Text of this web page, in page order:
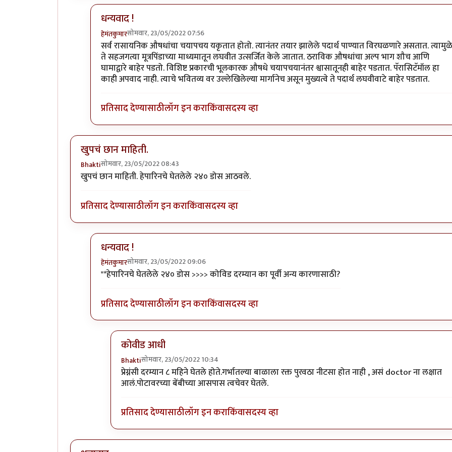
धन्यवाद !
हेमंतकुमारसोमवार, 23/05/2022 07:56
In reply toछान लेखbyनगरी
सर्व रासायनिक औषधांचा चयापचय यकृतात होतो. त्यानंतर तयार झालेले पदार्थ पाण्यात विरघळणारे असतात. त्यामुळे
ते सहजगत्या मूत्रपिंडाच्या माध्यमातून लघवीत उत्सर्जित केले जातात. ठराविक औषधांचा अल्प भाग शौच आणि
घामाद्वारे बाहेर पडतो. विशिष्ट प्रकारची भूलकारक औषधे चयापचयानंतर श्वासातूनही बाहेर पडतात. पॅरासिटॅमॉल हा
काही अपवाद नाही. त्याचे भवितव्य वर उल्लेखिलेल्या मार्गानेच असून मुख्यत्वे ते पदार्थ लघवीवाटे बाहेर पडतात.
प्रतिसाद देण्यासाठीलॉग इन कराकिंवासदस्य व्हा
खुपचं छान माहिती.
Bhaktiसोमवार, 23/05/2022 08:43
खुपचं छान माहिती. हेपारिनचे घेतलेले २४० डोस आठवले.
प्रतिसाद देण्यासाठीलॉग इन कराकिंवासदस्य व्हा
धन्यवाद !
हेमंतकुमारसोमवार, 23/05/2022 09:06
In reply toखुपचं छान माहिती.byBhakti
"*हेपारिनचे घेतलेले २४० डोस >>>> कोविड दरम्यान का पूर्वी अन्य कारणासाठी?
प्रतिसाद देण्यासाठीलॉग इन कराकिंवासदस्य व्हा
कोवीड आधी
Bhaktiसोमवार, 23/05/2022 10:34
In reply toधन्यवाद !byहेमंतकुमार
प्रेग्नंसी दरम्यान ८ महिने घेतले होते.गर्भातल्या बाळाला रक्त पुरवठा नीटसा होत नाही , असं doctor ना लक्षात
आलं.पोटावरच्या बेंबीच्या आसपास त्वचेवर घेतले.
प्रतिसाद देण्यासाठीलॉग इन कराकिंवासदस्य व्हा